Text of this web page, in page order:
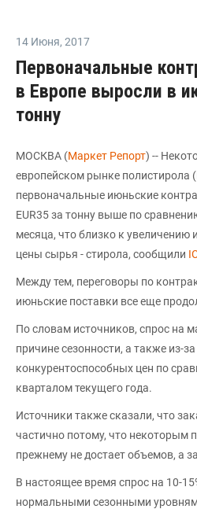
14 Июня, 2017
Первоначальные
в Европе выросли в
тонну
МОСКВА (Маркет Репорт) --
европейском рынке полистирола
первоначальные июньские
EUR35 за тонну выше по
месяца, что близко к увеличению
цены сырья - стирола, сообщили
Между тем, переговоры по
июньские поставки все еще
По словам источников, спрос на
причине сезонности, а также из-
конкурентоспособных цен по
кварталом текущего года.
Источники также сказали, что
частично потому, что некоторым
прежнему не достает объемов, а
В настоящее время спрос на 10-
нормальными сезонными